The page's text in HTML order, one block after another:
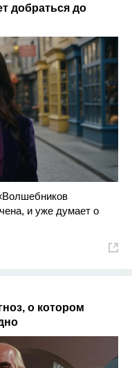
добраться до
и уже думает о
о котором